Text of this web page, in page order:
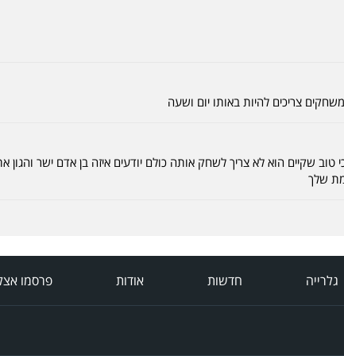
צריכים להיות באותו יום ושעה
שקיים הוא לא צריך לשחק אותה כולם יודעים איזה בן אדם ישר והגון
שלך
גלרייה חדשות אודות פרסמו